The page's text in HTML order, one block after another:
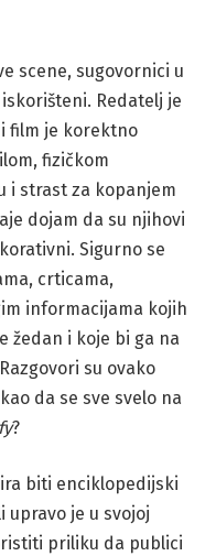
scene, sugovornici u
Redatelj je
film je korektno
fizičkom
i strast za kopanjem
dojam da su njihovi
Sigurno se
crticama,
informacijama kojih
žedan i koje bi ga na
su ovako
da se sve svelo na
?
biti enciklopedijski
upravo je u svojoj
priliku da publici